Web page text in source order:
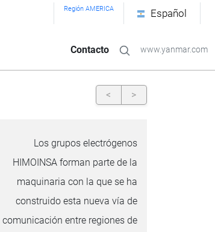
Región AMERICA Español
Contacto www.yanmar.com
< >
Los grupos electrógenos
HIMOINSA forman parte de la
maquinaria con la que se ha
construido esta nueva vía de
comunicación entre regiones de